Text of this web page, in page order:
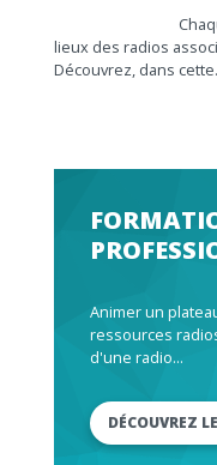
lieux des radios
Découvrez, dans
Animer un
ressources
d'une radio...
DÉCOUVREZ